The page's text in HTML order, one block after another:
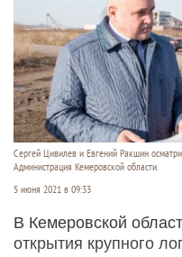
Сергей Цивилев и Евгений Ракшин
Администрация Кемеровской области.
5 июня 2021 в 09:33
В Кемеровской
открытия крупного